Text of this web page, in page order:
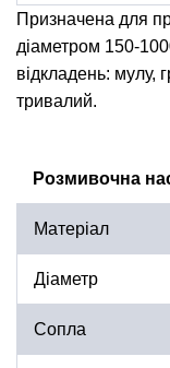
Призначена для
діаметром 150-
відкладень: мулу,
тривалий.
Розмивочна
Матеріал
Діаметр
Сопла